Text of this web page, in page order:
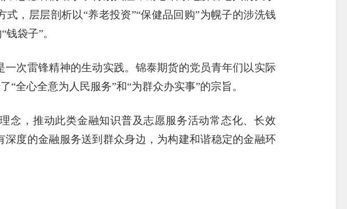
式，层层剖析以“养老投资”“保健品回购”为幌子的涉洗钱
“钱袋子”。
次雷锋精神的生动实践。锦泰期货的党员青年们以实际
“全心全意为人民服务”和“为群众办实事”的宗旨。
念，推动此类金融知识普及志愿服务活动常态化、长效
度的金融服务送到群众身边，为构建和谐稳定的金融环